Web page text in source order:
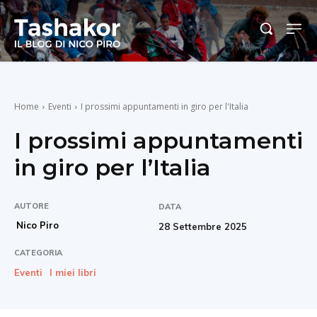
Home Eventi I prossimi appuntamenti in giro per l'Italia
I prossimi appuntamenti
in giro per l’Italia
AUTORE
Nico Piro
DATA
28 Settembre 2025
CATEGORIA
Eventi I miei libri